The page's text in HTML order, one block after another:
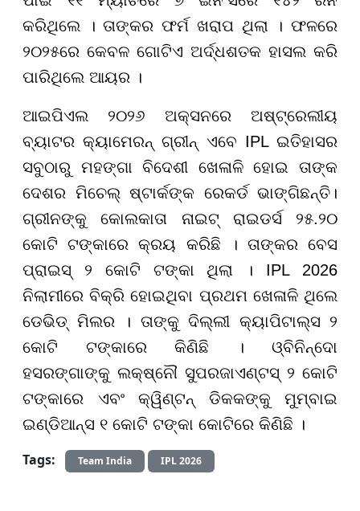
କରିଥିଲେ । ତାଙ୍କର ଫର୍ମ ଖରାପ ଥିଲା । ଫଳରେ
୨୦୨୫ରେ କେବଳ ଗୋଟିଏ ଅର୍ଦ୍ଧଶତକ ହାସଲ କରି
ପାରିଥିଲେ ଆୟର ।
ଆଇପିଏଲ ୨୦୨୬ ଅକ୍ସନରେ ଅଷ୍ଟ୍ରେଲୀୟ
ବ୍ୟାଟର କ୍ୟାମେରନ୍ ଗ୍ରୀନ୍ ଏବେ IPL ଇତିହାସର
ସବୁଠାରୁ ମହଙ୍ଗା ବିଦେଶୀ ଖେଳାଳି ହୋଇ ତାଙ୍କ
ଦେଶର ମିଚେଲ୍ ଷ୍ଟାର୍କଙ୍କ ରେକର୍ଡ ଭାଙ୍ଗିଛନ୍ତି।
ଗ୍ରୀନଙ୍କୁ କୋଲକାତା ନାଇଟ୍ ରାଇଡର୍ସ ୨୫.୨୦
କୋଟି ଟଙ୍କାରେ କ୍ରୟ କରିଛି । ତାଙ୍କର ବେସ
ପ୍ରାଇସ୍ ୨ କୋଟି ଟଙ୍କା ଥିଲା । IPL 2026
ନିଲାମୀରେ ବିକ୍ରି ହୋଇଥିବା ପ୍ରଥମ ଖେଳାଳି ଥିଲେ
ଡେଭିଡ୍ ମିଲର । ତାଙ୍କୁ ଦିଲ୍ଲୀ କ୍ୟାପିଟାଲ୍ସ ୨
କୋଟି ଟଙ୍କାରେ କିଣିଛି । ଓ୍ବିନିନ୍ଦୋ
ହସରଙ୍ଗାଙ୍କୁ ଲକ୍ଷ୍ନୌ ସୁପରଜାଏଣ୍ଟସ୍ ୨ କୋଟି
ଟଙ୍କାରେ ଏବଂ କ୍ୱିଣ୍ଟନ୍ ଡିକକଙ୍କୁ ମୁମ୍ବାଇ
ଇଣ୍ଡିଆନ୍ସ ୧ କୋଟି ଟଙ୍କା କୋଟିରେ କିଣିଛି ।
Tags:
Team India IPL 2026